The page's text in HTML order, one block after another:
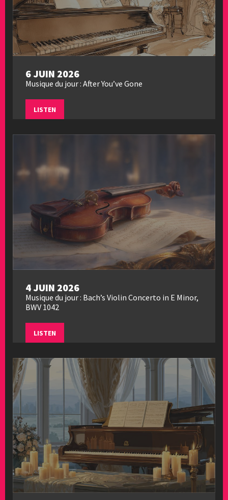
6 JUIN 2026
Musique du jour : After You’ve Gone
LISTEN
4 JUIN 2026
Musique du jour : Bach’s Violin Concerto in E Minor,
BWV 1042
LISTEN